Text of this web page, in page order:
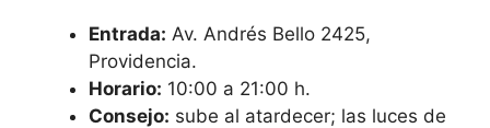
Entrada: Av. Andrés Bello 2425,
Providencia.
Horario: 10:00 a 21:00 h.
Consejo: sube al atardecer; las luces de